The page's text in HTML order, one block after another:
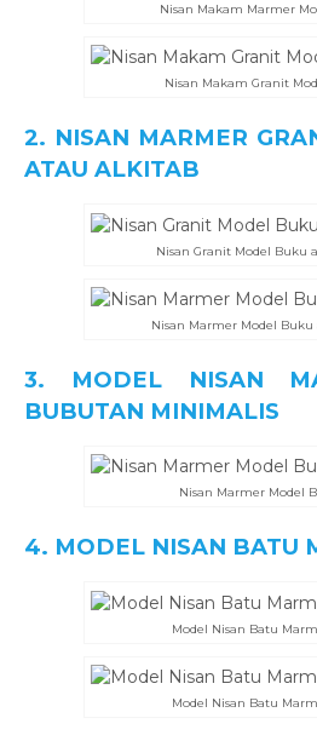
Nisan Makam Marmer
Nisan Makam Granit
2. NISAN MARMER
ATAU ALKITAB
Nisan Granit Model Buku
Nisan Marmer Model
3. MODEL NISAN
BUBUTAN MINIMALIS
Nisan Marmer Model
4. MODEL NISAN BATU
Model Nisan Batu
Model Nisan Batu